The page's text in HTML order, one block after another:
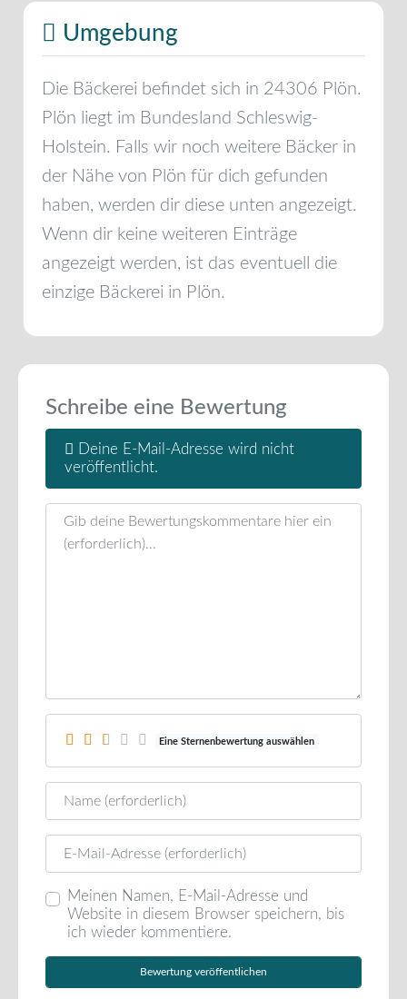
Umgebung
Die Bäckerei befindet sich in 24306 Plön.
Plön liegt im Bundesland Schleswig-
Holstein. Falls wir noch weitere Bäcker in
der Nähe von Plön für dich gefunden
haben, werden dir diese unten angezeigt.
Wenn dir keine weiteren Einträge
angezeigt werden, ist das eventuell die
einzige Bäckerei in Plön.
Schreibe eine Bewertung
Deine E-Mail-Adresse wird nicht
veröffentlicht.
Rezensionstext
Eine Sternenbewertung auswählen
Name
E-Mail
Meinen Namen, E-Mail-Adresse und
Website in diesem Browser speichern, bis
ich wieder kommentiere.